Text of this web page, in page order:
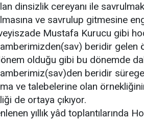
dinsizlik cereyanı ile
ve savrulup gitmesine
Mustafa Kurucu gibi
beridir gelen
olduğu gibi bu dönemde
beridir
ve talebelerine olan
de ortaya çıkıyor.
yıllık yâd toplantılarında